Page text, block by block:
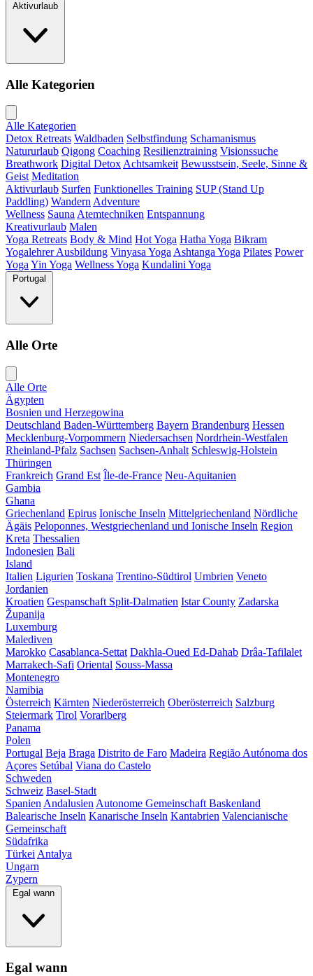
Aktivurlaub
Alle Kategorien
Alle Kategorien
Detox Retreats Waldbaden Selbstfindung Schamanismus
Natururlaub Qigong Coaching Resilienztraining Visionssuche
Breathwork Digital Detox Achtsamkeit Bewusstsein, Seele, Sinne &
Geist Meditation
Aktivurlaub Surfen Funktionelles Training SUP (Stand Up
Paddling) Wandern Adventure
Wellness Sauna Atemtechniken Entspannung
Kreativurlaub Malen
Yoga Retreats Body & Mind Hot Yoga Hatha Yoga Bikram
Yogalehrer Ausbildung Vinyasa Yoga Ashtanga Yoga Pilates Power
Yoga Yin Yoga Wellness Yoga Kundalini Yoga
Portugal
Alle Orte
Alle Orte
Ägypten
Bosnien und Herzegowina
Deutschland Baden-Württemberg Bayern Brandenburg Hessen
Mecklenburg-Vorpommern Niedersachsen Nordrhein-Westfalen
Rheinland-Pfalz Sachsen Sachsen-Anhalt Schleswig-Holstein
Thüringen
Frankreich Grand Est Île-de-France Neu-Aquitanien
Gambia
Ghana
Griechenland Epirus Ionische Inseln Mittelgriechenland Nördliche
Ägäis Peloponnes, Westgriechenland und Ionische Inseln Region
Kreta Thessalien
Indonesien Bali
Island
Italien Ligurien Toskana Trentino-Südtirol Umbrien Veneto
Jordanien
Kroatien Gespanschaft Split-Dalmatien Istar County Zadarska
Županija
Luxemburg
Malediven
Marokko Casablanca-Settat Dakhla-Oued Ed-Dahab Drâa-Tafilalet
Marrakech-Safi Oriental Souss-Massa
Montenegro
Namibia
Österreich Kärnten Niederösterreich Oberösterreich Salzburg
Steiermark Tirol Vorarlberg
Panama
Polen
Portugal Beja Braga Distrito de Faro Madeira Região Autónoma dos
Açores Setúbal Viana do Castelo
Schweden
Schweiz Basel-Stadt
Spanien Andalusien Autonome Gemeinschaft Baskenland
Balearische Inseln Kanarische Inseln Kantabrien Valencianische
Gemeinschaft
Südafrika
Türkei Antalya
Ungarn
Zypern
Egal wann
Egal wann